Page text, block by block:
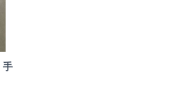
手